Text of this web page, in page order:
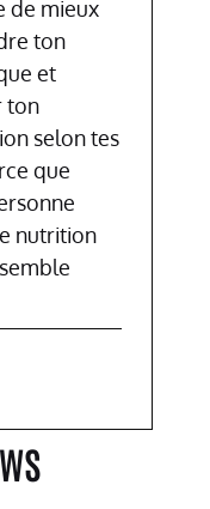
de mieux
ton
et
ton
selon tes
que
nutrition